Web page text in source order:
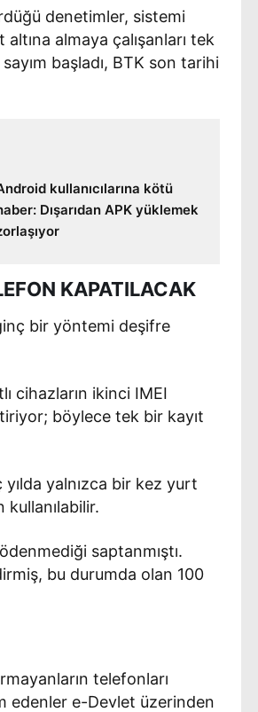
denetimler, sistemi
almaya çalışanları tek
başladı, BTK son tarihi
kullanıcılarına kötü
Dışarıdan APK yüklemek
KAPATILACAK
bir yöntemi deşifre
cihazların ikinci IMEI
böylece tek bir kayıt
yalnızca bir kez yurt
saptanmıştı.
bu durumda olan 100
telefonları
edenler e-Devlet üzerinden